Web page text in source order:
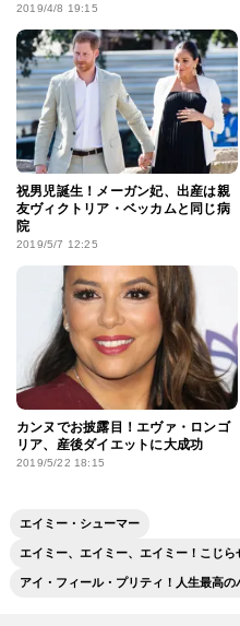
2019/4/8 19:15
祝男児誕生！メーガン妃、出産は親
友ヴィクトリア・ベッカムと同じ病
院
2019/5/7 12:25
カンヌでお披露目！エヴァ・ロンゴ
リア、産後ダイエットに大成功
2019/5/22 18:15
エイミー・シューマー
エイミー、エイミー、エイミー！こじ
アイ・フィール・プリティ！人生最高の